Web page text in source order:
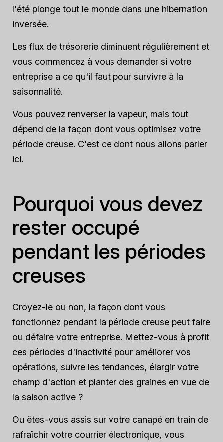
l'été plonge tout le monde dans une hibernation
inversée.
Les flux de trésorerie diminuent régulièrement et
vous commencez à vous demander si votre
entreprise a ce qu'il faut pour survivre à la
saisonnalité.
Vous pouvez renverser la vapeur, mais tout
dépend de la façon dont vous optimisez votre
période creuse. C'est ce dont nous allons parler
ici.
Pourquoi vous devez
rester occupé
pendant les périodes
creuses
Croyez-le ou non, la façon dont vous
fonctionnez pendant la période creuse peut faire
ou défaire votre entreprise. Mettez-vous à profit
ces périodes d'inactivité pour améliorer vos
opérations, suivre les tendances, élargir votre
champ d'action et planter des graines en vue de
la saison active ?
Ou êtes-vous assis sur votre canapé en train de
rafraîchir votre courrier électronique, vous